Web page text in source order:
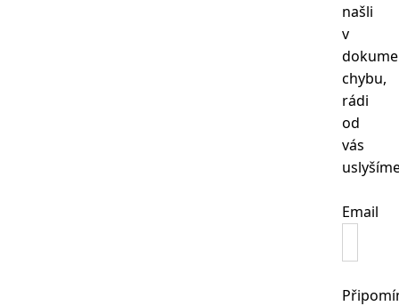
našli
v
chybu,
rádi
od
vás
Email